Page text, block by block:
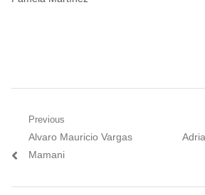
Navegación
de
Previous
Previous
post:
Alvaro Mauricio Vargas
Mamani
Next